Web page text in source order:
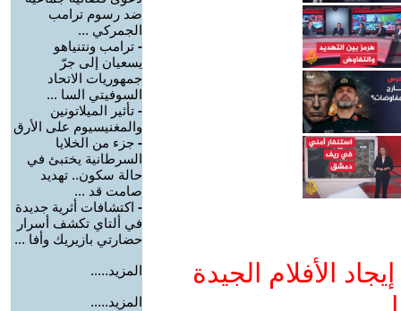
الأفلام الجيدة
ضد رسوم ترامب
الجمركي ...
- ترامب ونتنياهو
يسعيان إلى جرّ
جمهوريات الاتحاد
السوفيتي السا ...
- تأثير الميلاتونين
والمغنيسيوم على الأرق
- جزء من الخلايا
السرطانية يختبئ في
حالة سكون.. تهديد
صامت قد ...
- اكتشافات أثرية جديدة
في ألتاي تكشف أسرار
حضارتي بازيريك وأفا ...
المزيد.....
المزيد.....